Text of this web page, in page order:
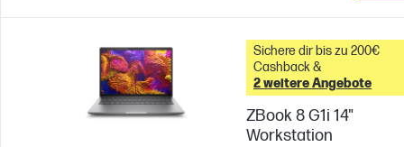
Sichere dir bis zu 200€
Cashback &
2 weitere Angebote
ZBook 8 G1i 14"
Workstation